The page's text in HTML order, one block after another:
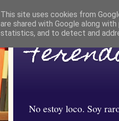
No estoy loco. Soy
This site uses cookies from
are shared with Google along
statistics, and to detect and